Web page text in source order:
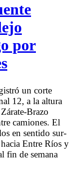
por
un corte
12, a la altura
Brazo
camiones. El
en sentido sur-
Entre Ríos y
fin de semana